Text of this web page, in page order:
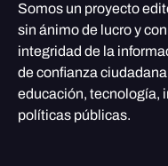
Somos un proyecto
sin ánimo de lucro y
integridad de la
de confianza
educación, tecnología,
políticas públicas.